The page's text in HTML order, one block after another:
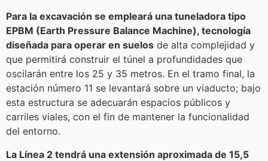
Para la excavación se empleará una tuneladora tipo
EPBM (Earth Pressure Balance Machine), tecnología
diseñada para operar en suelos de alta complejidad y
que permitirá construir el túnel a profundidades que
oscilarán entre los 25 y 35 metros. En el tramo final, la
estación número 11 se levantará sobre un viaducto; bajo
esta estructura se adecuarán espacios públicos y
carriles viales, con el fin de mantener la funcionalidad
del entorno.
La Línea 2 tendrá una extensión aproximada de 15,5